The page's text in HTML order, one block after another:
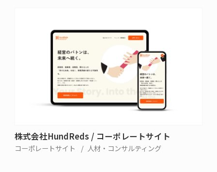
株式会社HundReds / コーポレートサイト
コーポレートサイト 人材・コンサルティング